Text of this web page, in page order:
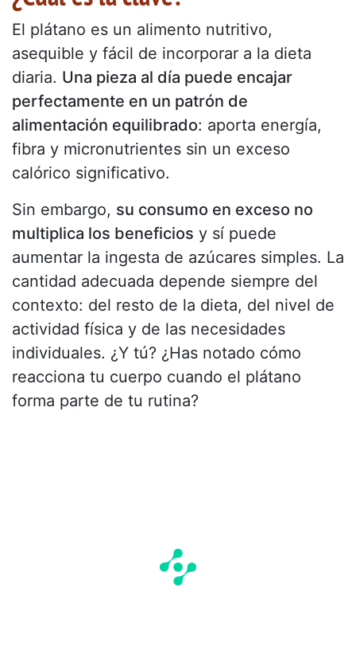
El plátano es un alimento nutritivo,
asequible y fácil de incorporar a la dieta
diaria. Una pieza al día puede encajar
perfectamente en un patrón de
alimentación equilibrado: aporta energía,
fibra y micronutrientes sin un exceso
calórico significativo.
Sin embargo, su consumo en exceso no
multiplica los beneficios y sí puede
aumentar la ingesta de azúcares simples. La
cantidad adecuada depende siempre del
contexto: del resto de la dieta, del nivel de
actividad física y de las necesidades
individuales. ¿Y tú? ¿Has notado cómo
reacciona tu cuerpo cuando el plátano
forma parte de tu rutina?